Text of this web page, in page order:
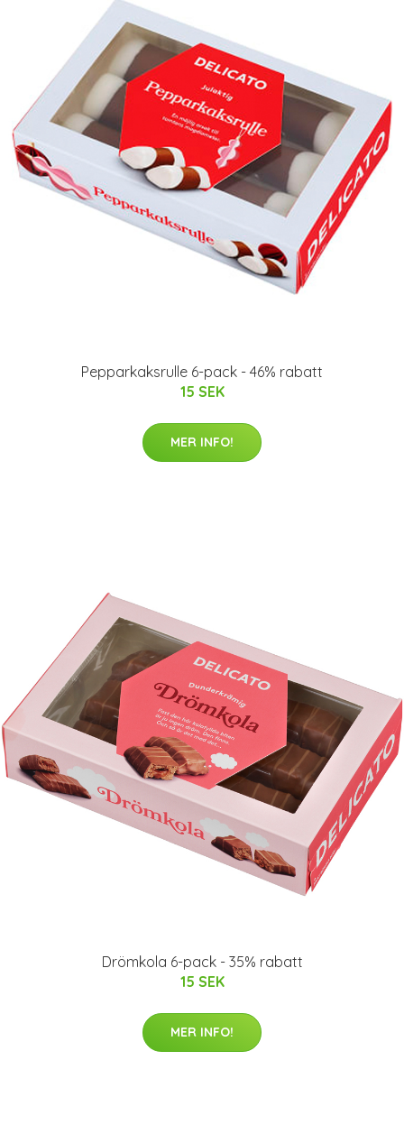
Pepparkaksrulle 6-pack - 46% rabatt
15 SEK
MER INFO!
Drömkola 6-pack - 35% rabatt
15 SEK
MER INFO!